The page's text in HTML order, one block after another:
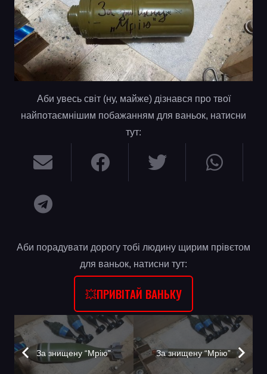
Аби увесь світ (ну, майже) дізнався про твої
найпотаємнішим побажанням для ваньок, натисни
тут:
Аби порадувати дорогу тобі людину щирим прівєтом
для ваньок, натисни тут:
💥ПРИВІТАЙ ВАНЬКУ
За знищену “Мрію” За знищену “Мрію”